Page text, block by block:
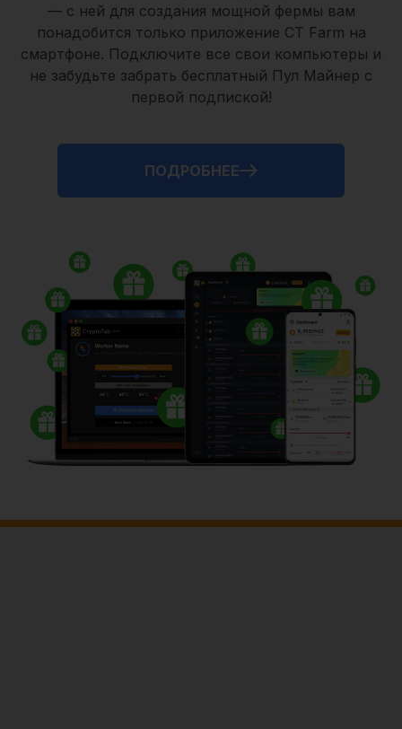
— с ней для создания мощной фермы вам
понадобится только приложение CT Farm на
смартфоне. Подключите все свои компьютеры и
не забудьте забрать бесплатный Пул Майнер с
первой подпиской!
ПОДРОБНЕЕ